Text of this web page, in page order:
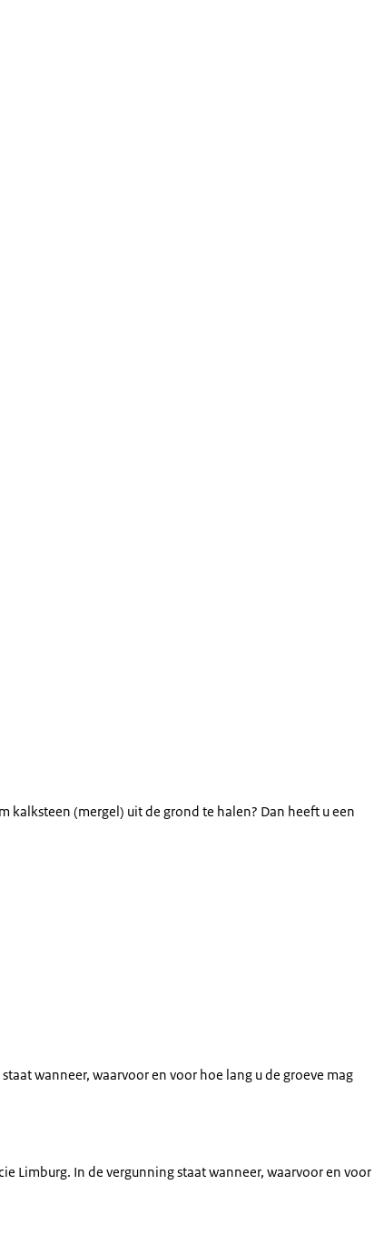
(mergel) uit de grond te halen? Dan heeft u een
wanneer, waarvoor en voor hoe lang u de groeve mag
Limburg. In de vergunning staat wanneer, waarvoor en voor